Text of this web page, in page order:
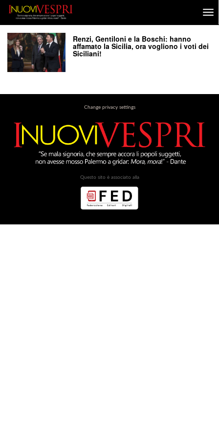
Renzi, Gentiloni e la Boschi: hanno
affamato la Sicilia, ora vogliono i voti dei
Siciliani!
Change privacy settings
Questo sito è associato alla